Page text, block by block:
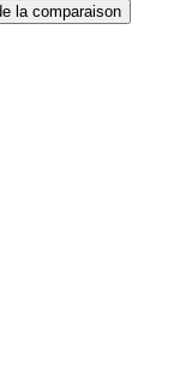
la comparaison